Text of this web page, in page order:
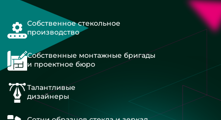
Собственное стекольное
производство
Собственные монтажные бригады
и проектное бюро
Талантливые
дизайнеры